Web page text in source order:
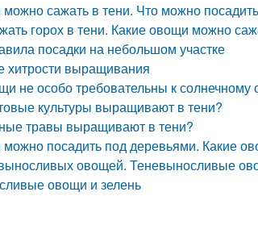
сажать в тени. Что можно
горох в тени. Какие овощи можно
посадки на небольшом участке
хитрости выращивания
не особо требовательны к солнечному
культуры выращивают в тени?
травы выращивают в тени?
посадить под деревьями. Какие
овощей. Теневыносливые
овощи и зелень